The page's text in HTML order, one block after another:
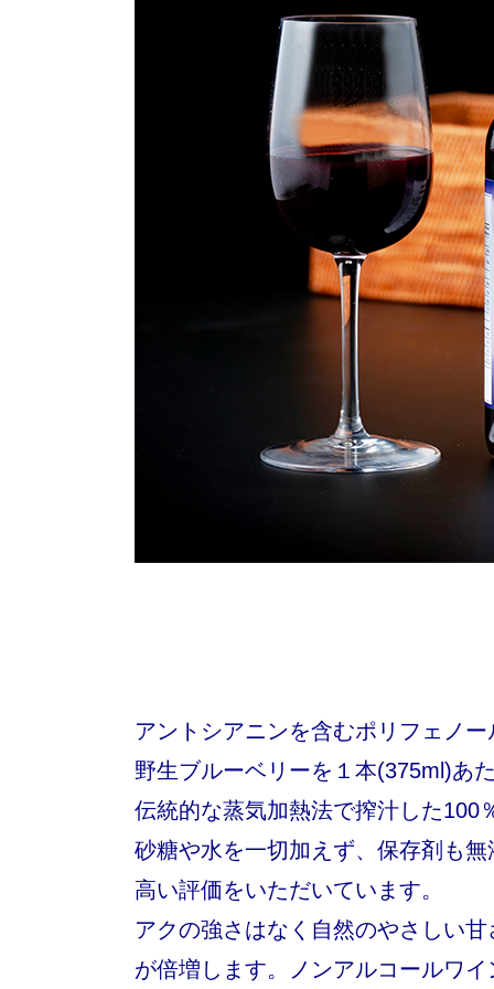
アントシアニンを含むポリフェノ
野生ブルーベリーを１本(375ml)あ
伝統的な蒸気加熱法で搾汁した100
砂糖や水を一切加えず、保存剤も
高い評価をいただいています。
アクの強さはなく自然のやさしい
が倍増します。ノンアルコールワ